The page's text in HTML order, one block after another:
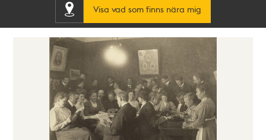
Visa vad som finns nära mig